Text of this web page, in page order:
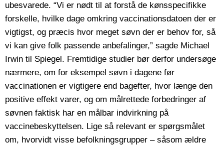
ubesvarede. “Vi er nødt til at forstå de kønsspecifikke
forskelle, hvilke dage omkring vaccinationsdatoen der er
vigtigst, og præcis hvor meget søvn der er behov for, så
vi kan give folk passende anbefalinger,” sagde Michael
Irwin til Spiegel. Fremtidige studier bør derfor undersøge
nærmere, om for eksempel søvn i dagene før
vaccinationen er vigtigere end bagefter, hvor længe den
positive effekt varer, og om målrettede forbedringer af
søvnen faktisk har en målbar indvirkning på
vaccinebeskyttelsen. Lige så relevant er spørgsmålet
om, hvorvidt visse befolkningsgrupper – såsom ældre